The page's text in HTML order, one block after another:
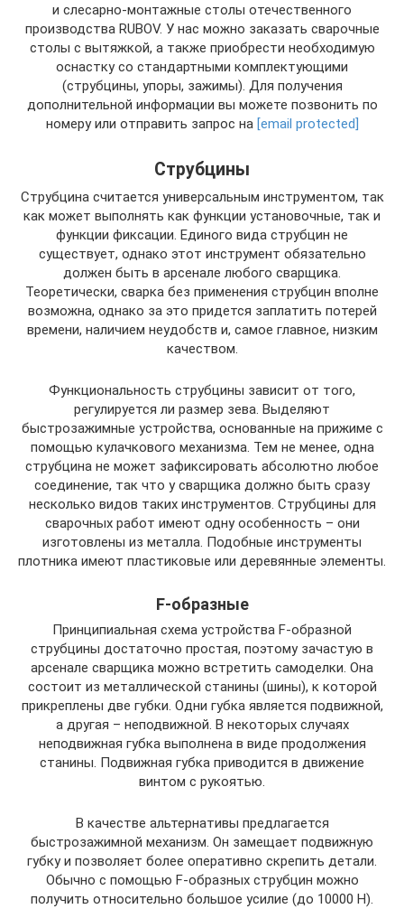
и слесарно-монтажные столы отечественного
производства RUBOV. У нас можно заказать сварочные
столы с вытяжкой, а также приобрести необходимую
оснастку со стандартными комплектующими
(струбцины, упоры, зажимы). Для получения
дополнительной информации вы можете позвонить по
номеру или отправить запрос на [email protected]
Струбцины
Струбцина считается универсальным инструментом, так
как может выполнять как функции установочные, так и
функции фиксации. Единого вида струбцин не
существует, однако этот инструмент обязательно
должен быть в арсенале любого сварщика.
Теоретически, сварка без применения струбцин вполне
возможна, однако за это придется заплатить потерей
времени, наличием неудобств и, самое главное, низким
качеством.
Функциональность струбцины зависит от того,
регулируется ли размер зева. Выделяют
быстрозажимные устройства, основанные на прижиме с
помощью кулачкового механизма. Тем не менее, одна
струбцина не может зафиксировать абсолютно любое
соединение, так что у сварщика должно быть сразу
несколько видов таких инструментов. Струбцины для
сварочных работ имеют одну особенность – они
изготовлены из металла. Подобные инструменты
плотника имеют пластиковые или деревянные элементы.
F-образные
Принципиальная схема устройства F-образной
струбцины достаточно простая, поэтому зачастую в
арсенале сварщика можно встретить самоделки. Она
состоит из металлической станины (шины), к которой
прикреплены две губки. Одни губка является подвижной,
а другая – неподвижной. В некоторых случаях
неподвижная губка выполнена в виде продолжения
станины. Подвижная губка приводится в движение
винтом с рукоятью.
В качестве альтернативы предлагается
быстрозажимной механизм. Он замещает подвижную
губку и позволяет более оперативно скрепить детали.
Обычно с помощью F-образных струбцин можно
получить относительно большое усилие (до 10000 Н).